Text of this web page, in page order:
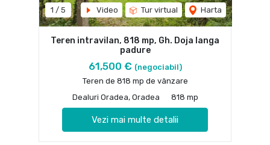
1 / 5 Video Tur virtual Harta
Teren intravilan, 818 mp, Gh. Doja langa
padure
61,500 € (negociabil)
Teren de 818 mp de vânzare
Dealuri Oradea, Oradea
818 mp
Vezi mai multe detalii